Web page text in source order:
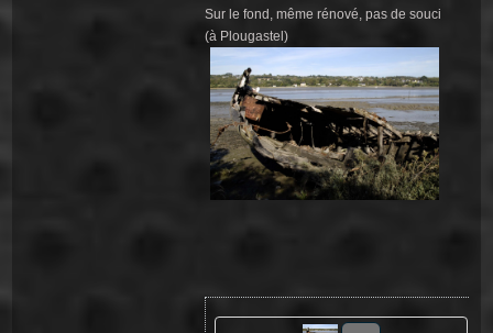
Sur le fond, même rénové, pas de souci
(à Plougastel)